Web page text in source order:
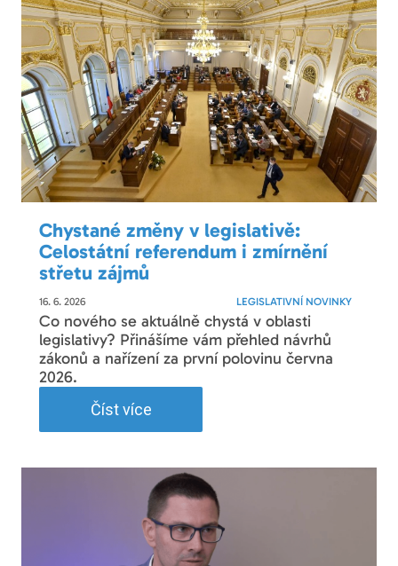
Chystané změny v legislativě:
Celostátní referendum i zmírnění
střetu zájmů
16. 6. 2026 LEGISLATIVNÍ NOVINKY
Co nového se aktuálně chystá v oblasti
legislativy? Přinášíme vám přehled návrhů
zákonů a nařízení za první polovinu června
2026.
Číst více